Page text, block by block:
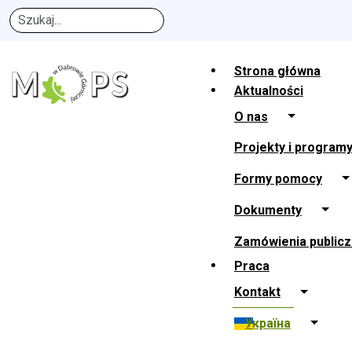
Szukaj
Strona główna
Aktualności
O nas
Projekty i programy
Formy pomocy
Dokumenty
Zamówienia
Praca
Kontakt
Україна
Україна
Cоціальна допомога
1. Підтримка соціального працівника в отриманні